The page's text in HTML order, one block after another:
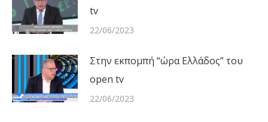
tv
22/06/2023
Στην εκπομπή “ώρα Ελλάδος” του
open tv
22/06/2023